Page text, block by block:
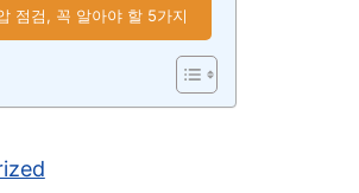
점검, 꼭 알아야 할 5가지